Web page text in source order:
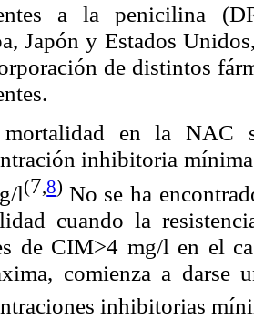
a la penicilina
Japón y Estados
de distintos
en la NAC
inhibitoria
l(7,8) No se ha
cuando la
de CIM>4 mg/l en el
comienza a darse
inhibitorias